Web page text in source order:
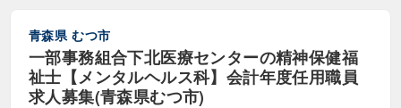
年収700万円以上 給料25万円以上
給料30万円以上
青森県 むつ市
一部事務組合下北医療センターの精神保健福
祉士【メンタルヘルス科】会計年度任用職員
求人募集(青森県むつ市)